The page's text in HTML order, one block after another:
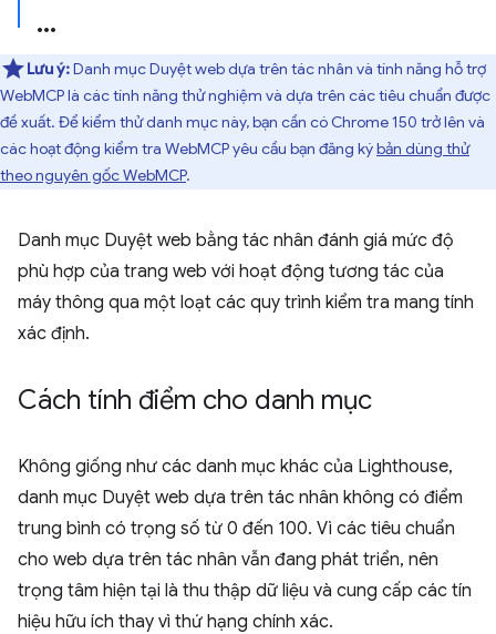
Lưu ý:Danh mục Duyệt web dựa trên tác nhân và tính năng hỗ trợ
WebMCP là các tính năng thử nghiệm và dựa trên các tiêu chuẩn được
đề xuất. Để kiểm thử danh mục này, bạn cần có Chrome 150 trở lên và
các hoạt động kiểm tra WebMCP yêu cầu bạn đăng kýbản dùng thử
theo nguyên gốc WebMCP.
Danh mục Duyệt web bằng tác nhân đánh giá mức độ
phù hợp của trang web với hoạt động tương tác của
máy thông qua một loạt các quy trình kiểm tra mang tính
xác định.
Cách tính điểm cho danh mục
Không giống như các danh mục khác của Lighthouse,
danh mục Duyệt web dựa trên tác nhân không có điểm
trung bình có trọng số từ 0 đến 100. Vì các tiêu chuẩn
cho web dựa trên tác nhân vẫn đang phát triển, nên
trọng tâm hiện tại là thu thập dữ liệu và cung cấp các tín
hiệu hữu ích thay vì thứ hạng chính xác.